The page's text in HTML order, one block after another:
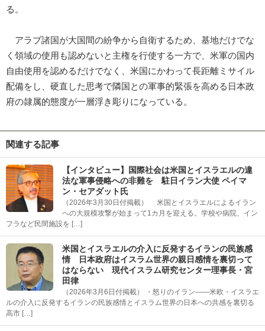
る。
アラブ諸国が大国間の紛争から自衛するため、基地だけでな
く領域の使用も認めないと主権を行使する一方で、米軍の国内
自由使用を認めるだけでなく、米国にかわって長距離ミサイル
配備をし、硬直した思考で隣国との軍事的緊張を高める日本政
府の隷属的態度が一層浮き彫りになっている。
関連する記事
【インタビュー】国際社会は米国とイスラエルの違
法な軍事侵略への非難を 駐日イラン大使 ペイマ
ン・セアダット氏
（2026年3月30日付掲載） 米国とイスラエルによるイラン
への大規模攻撃が始まって1カ月を迎える。学校や病院、イン
フラなど民間施設を […]
米国とイスラエルの介入に反発するイランの民族感
情 日本政府はイスラム世界の親日感情を裏切って
はならない 現代イスラム研究センター理事長・宮
田律
（2026年3月6日付掲載） ・怒りのイラン――米欧・イスラエ
ルの介入に反発するイランの民族感情とイスラム世界の日本への共感を裏切る
高市 […]